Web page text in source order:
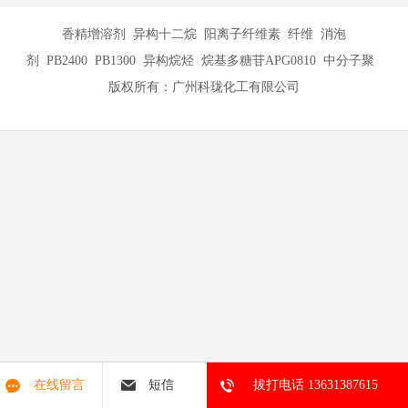
香精增溶剂 异构十二烷 阳离子纤维素 纤维 消泡
剂 PB2400 PB1300 异构烷烃 烷基多糖苷APG0810 中分子聚
版权所有：广州科珑化工有限公司
在线留言 短信 拔打电话 13631387615